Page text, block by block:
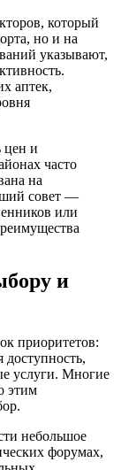
который
но и на
указывают,
аптек,
цен и
часто
на
совет —
или
и
приоритетов:
доступность,
услуги. Многие
этим
небольшое
форумах,